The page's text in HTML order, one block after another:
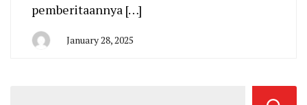
pemberitaannya […]
January 28, 2025